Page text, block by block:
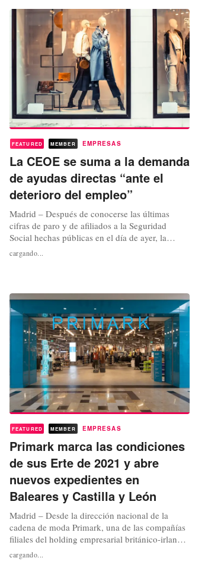
vinculadas a las cadenas de valor de
multinacionales de la talla de Inditex,...
FEATURED MEMBER EMPRESAS
La CEOE se suma a la demanda
de ayudas directas “ante el
deterioro del empleo”
Madrid – Después de conocerse las últimas
cifras de paro y de afiliados a la Seguridad
Social hechas públicas en el día de ayer, la
Confederación Española de Organizaciones
Empresariales CEOE ha solicitado, al igual que
autónomos desde el inicio de esta pandemia,...
cargando...
FEATURED MEMBER EMPRESAS
Primark marca las condiciones
de sus Erte de 2021 y abre
nuevos expedientes en
Baleares y Castilla y León
Madrid – Desde la dirección nacional de la
cadena de moda Primark, una de las compañías
filiales del holding empresarial británico-irlandés
Associated British Foods (ABF), comunicaban a
comienzos de esta misma semana las nuevas
cargando...